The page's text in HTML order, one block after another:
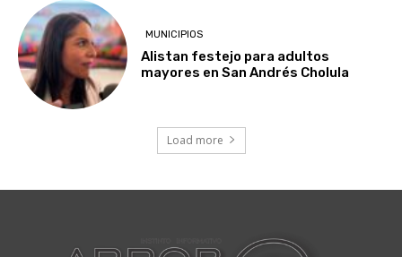
MUNICIPIOS
Alistan festejo para adultos
mayores en San Andrés Cholula
Load more